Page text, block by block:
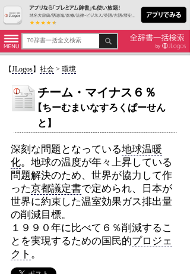
【JLogos】 社会> 環境
チーム・マイナス６％
【ちーむまいなすろくぱーせん
と】
深刻な問題となっている地球温暖
化。地球の温度が年々上昇している
問題解決のため、世界が協力して作
った京都議定書で定められ、日本が
世界に約束した温室効果ガス排出量
の削減目標。
１９９０年に比べて６％削減するこ
とを実現するための国民的プロジェ
クト 。